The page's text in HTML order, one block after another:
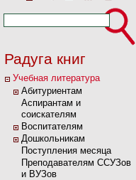
Радуга книг
Учебная литература
Абитуриентам
Аспирантам и
соискателям
Воспитателям
Дошкольникам
Поступления месяца
Преподавателям ССУЗов
и ВУЗов